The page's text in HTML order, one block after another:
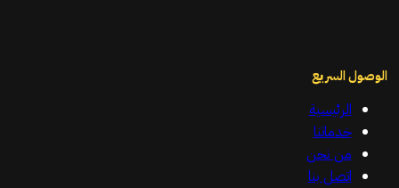
الوصول السريع
الرئيسية
خدماتنا
من نحن
اتصل بنا